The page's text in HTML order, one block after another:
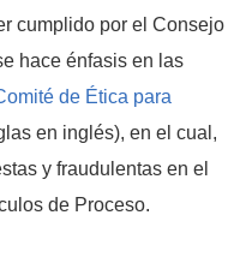
cumplido por el Consejo
hace énfasis en las
de Ética para
en inglés), en el cual,
y fraudulentas en el
de Proceso.